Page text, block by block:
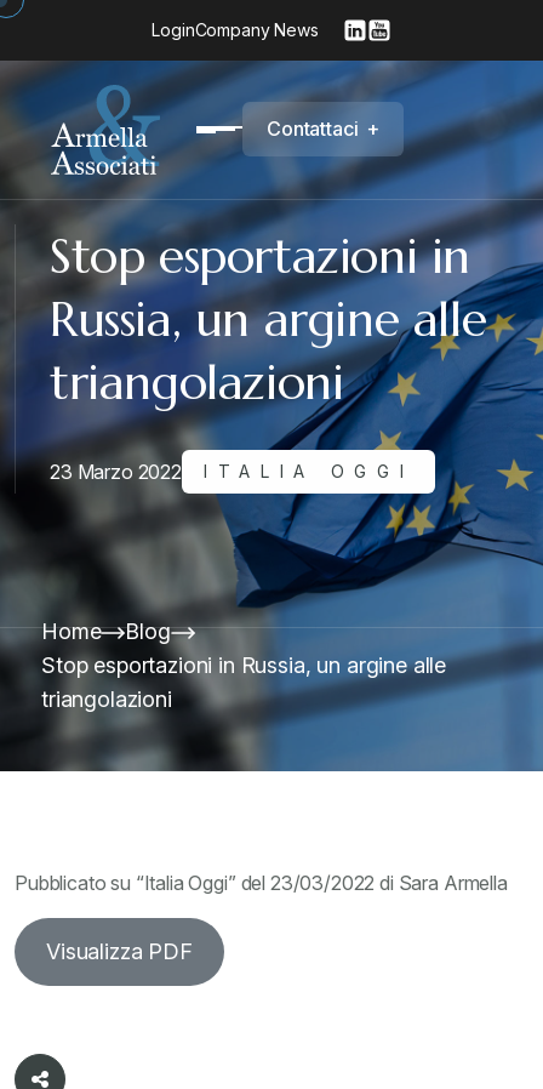
LoginCompany News
Contattaci +
Stop esportazioni in
Russia, un argine alle
triangolazioni
23 Marzo 2022 ITALIA OGGI
Home
Blog
Stop esportazioni in Russia, un argine alle
triangolazioni
Pubblicato su “Italia Oggi” del 23/03/2022 di Sara Armella
Visualizza PDF